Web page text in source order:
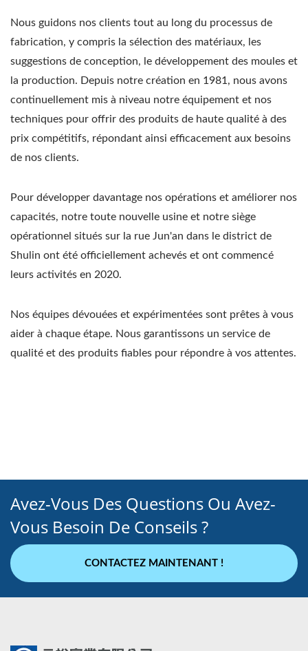
Nous guidons nos clients tout au long du processus de
fabrication, y compris la sélection des matériaux, les
suggestions de conception, le développement des moules et
la production. Depuis notre création en 1981, nous avons
continuellement mis à niveau notre équipement et nos
techniques pour offrir des produits de haute qualité à des
prix compétitifs, répondant ainsi efficacement aux besoins
de nos clients.
Pour développer davantage nos opérations et améliorer nos
capacités, notre toute nouvelle usine et notre siège
opérationnel situés sur la rue Jun'an dans le district de
Shulin ont été officiellement achevés et ont commencé
leurs activités en 2020.
Nos équipes dévouées et expérimentées sont prêtes à vous
aider à chaque étape. Nous garantissons un service de
qualité et des produits fiables pour répondre à vos attentes.
Avez-Vous Des Questions Ou Avez-
Vous Besoin De Conseils ?
CONTACTEZ MAINTENANT !